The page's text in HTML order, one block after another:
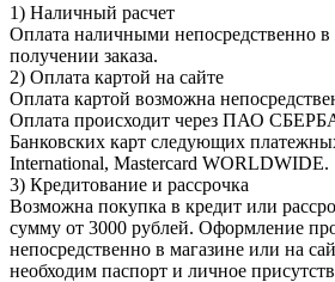
1) Наличный расчет
Оплата наличными непосредственно в
получении заказа.
2) Оплата картой на сайте
Оплата картой возможна
Оплата происходит через ПАО
Банковских карт следующих
International, Mastercard WORLDWIDE.
3) Кредитование и рассрочка
Возможна покупка в кредит или
сумму от 3000 рублей. Оформление
непосредственно в магазине или на
необходим паспорт и личное